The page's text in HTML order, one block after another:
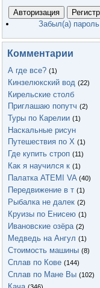
Забыл(а) пароль
Комментарии
А где все? (1)
Кинзелюкский вод (22)
Кирельские столб
Приглашаю попутч (2)
Туры по Карелии (1)
Наскальные рисун
Путешествия по Х (1)
Где купить строп (11)
Как я научился к (1)
Палатка ATEMI VA (40)
Передвижение в т (1)
Рыбалка не далек (2)
Круизы по Енисею (1)
Ивановские озёра (2)
Медведь на Ангул (1)
Стоимость машины (8)
Сплав по Кове (144)
Сплав по Мане Вы (102)